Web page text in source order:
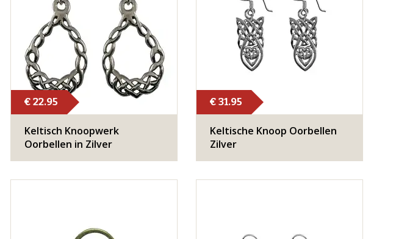
€ 22.95
Keltisch Knoopwerk
Oorbellen in Zilver
€ 31.95
Keltische Knoop Oorbellen
Zilver